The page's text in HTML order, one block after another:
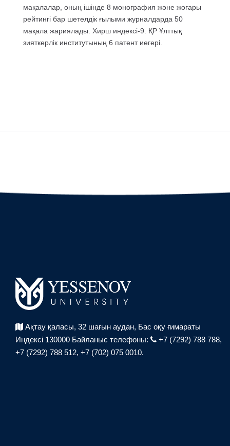
мақалалар, оның ішінде 8 монография және жоғары
рейтингі бар шетелдік ғылыми журналдарда 50
мақала жариялады. Хирш индексі-9. ҚР Ұлттық
зияткерлік институтының 6 патент иегері.
Ақтау қаласы, 32 шағын аудан, Бас оқу ғимараты
Индексі 130000 Байланыс телефоны:
+7 (7292) 788 788,
+7 (7292) 788 512, +7 (702) 075 0010.